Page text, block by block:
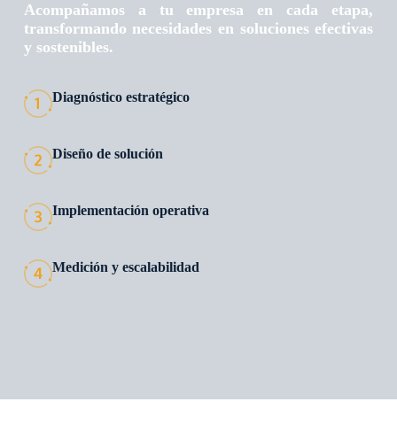
Acompañamos a tu empresa en cada etapa,
transformando necesidades en soluciones efectivas
y sostenibles.
Diagnóstico estratégico
Diseño de solución
Implementación operativa
Medición y escalabilidad